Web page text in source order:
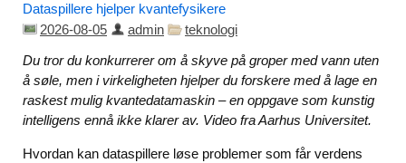
Dataspillere hjelper kvantefysikere
2026-08-05
admin
teknologi
Du tror du konkurrerer om å skyve på groper med vann uten
å søle, men i virkeligheten hjelper du forskere med å lage en
raskest mulig kvantedatamaskin – en oppgave som kunstig
intelligens ennå ikke klarer av. Video fra Aarhus Universitet.
Hvordan kan dataspillere løse problemer som får verdens